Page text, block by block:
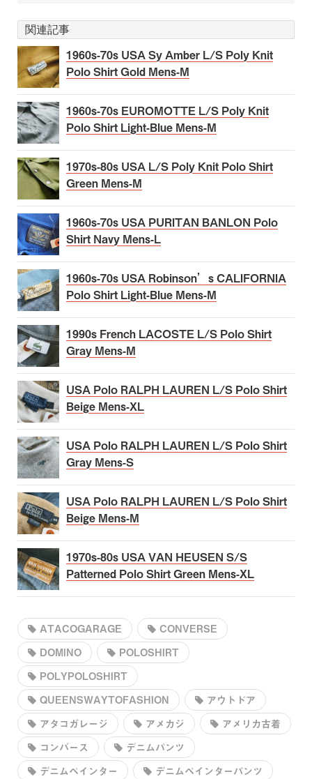
関連記事
1960s-70s USA Sy Amber L/S Poly Knit
Polo Shirt Gold Mens-M
1960s-70s EUROMOTTE L/S Poly Knit
Polo Shirt Light-Blue Mens-M
1970s-80s USA L/S Poly Knit Polo Shirt
Green Mens-M
1960s-70s USA PURITAN BANLON Polo
Shirt Navy Mens-L
1960s-70s USA Robinson’s CALIFORNIA
Polo Shirt Light-Blue Mens-M
1990s French LACOSTE L/S Polo Shirt
Gray Mens-M
USA Polo RALPH LAUREN L/S Polo Shirt
Beige Mens-XL
USA Polo RALPH LAUREN L/S Polo Shirt
Gray Mens-S
USA Polo RALPH LAUREN L/S Polo Shirt
Beige Mens-M
1970s-80s USA VAN HEUSEN S/S
Patterned Polo Shirt Green Mens-XL
ATACOGARAGE
CONVERSE
DOMINO
POLOSHIRT
POLYPOLOSHIRT
QUEENSWAYTOFASHION
アウトドア
アタコガレージ
アメカジ
アメリカ古着
コンバース
デニムパンツ
デニムペインター
デニムペインターパンツ